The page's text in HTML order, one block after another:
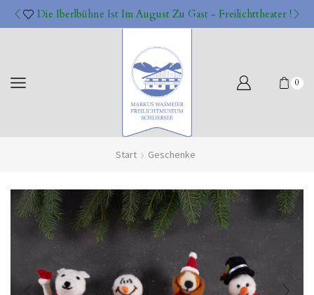
Die Iberlbühne Ist Im August Zu Gast - Freilichttheater !
0
Start Geschenke